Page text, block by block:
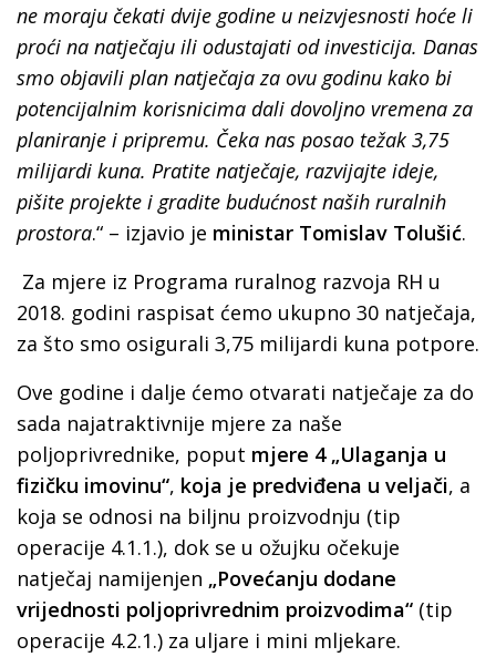
ne moraju čekati dvije godine u neizvjesnosti hoće li
proći na natječaju ili odustajati od investicija. Danas
smo objavili plan natječaja za ovu godinu kako bi
potencijalnim korisnicima dali dovoljno vremena za
planiranje i pripremu. Čeka nas posao težak 3,75
milijardi kuna. Pratite natječaje, razvijajte ideje,
pišite projekte i gradite budućnost naših ruralnih
prostora.“ – izjavio je ministar Tomislav Tolušić.
Za mjere iz Programa ruralnog razvoja RH u
2018. godini raspisat ćemo ukupno 30 natječaja,
za što smo osigurali 3,75 milijardi kuna potpore.
Ove godine i dalje ćemo otvarati natječaje za do
sada najatraktivnije mjere za naše
poljoprivrednike, poput mjere 4 „Ulaganja u
fizičku imovinu“, koja je predviđena u veljači, a
koja se odnosi na biljnu proizvodnju (tip
operacije 4.1.1.), dok se u ožujku očekuje
natječaj namijenjen „Povećanju dodane
vrijednosti poljoprivrednim proizvodima“ (tip
operacije 4.2.1.) za uljare i mini mljekare.